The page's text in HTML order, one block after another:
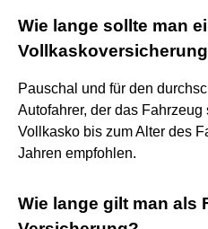
Wie lange sollte man
Pauschal und für den
Autofahrer, der das
Vollkasko bis zum Alter des
Jahren empfohlen.
Wie lange gilt man als